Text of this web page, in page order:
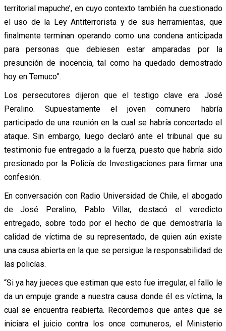
territorial mapuche’, en cuyo contexto también ha cuestionado
el uso de la Ley Antiterrorista y de sus herramientas, que
finalmente terminan operando como una condena anticipada
para personas que debiesen estar amparadas por la
presunción de inocencia, tal como ha quedado demostrado
hoy en Temuco”.
Los persecutores dijeron que el testigo clave era José
Peralino. Supuestamente el joven comunero habría
participado de una reunión en la cual se habría concertado el
ataque. Sin embargo, luego declaró ante el tribunal que su
testimonio fue entregado a la fuerza, puesto que habría sido
presionado por la Policía de Investigaciones para firmar una
confesión.
En conversación con Radio Universidad de Chile, el abogado
de José Peralino, Pablo Villar, destacó el veredicto
entregado, sobre todo por el hecho de que demostraría la
calidad de víctima de su representado, de quien aún existe
una causa abierta en la que se persigue la responsabilidad de
las policías.
“Si ya hay jueces que estiman que esto fue irregular, el fallo le
da un empuje grande a nuestra causa donde él es víctima, la
cual se encuentra reabierta. Recordemos que antes que se
iniciara el juicio contra los once comuneros, el Ministerio